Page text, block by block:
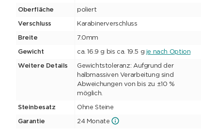
Oberfläche poliert
Verschluss Karabinerverschluss
Breite 7.0mm
Gewicht ca. 16.9 g bis ca. 19.5 g je nach Option
Weitere Details
Gewichtstoleranz: Aufgrund der
halbmassiven Verarbeitung sind
Abweichungen von bis zu ±10 %
möglich.
Steinbesatz Ohne Steine
Garantie 24 Monate